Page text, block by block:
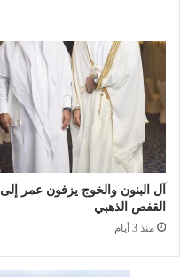
ع
ل
س
ة
ا
ل
أ
و
آل البنون والخوج يزفون عمر إلى
القفص الذهبي
منذ 3 أيام